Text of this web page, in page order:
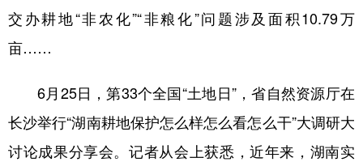
交办耕地“非农化”“非粮化”问题涉及面积10.79万
亩……
6月25日，第33个全国“土地日”，省自然资源厅在
长沙举行“湖南耕地保护怎么样怎么看怎么干”大调研大
讨论成果分享会。记者从会上获悉，近年来，湖南实